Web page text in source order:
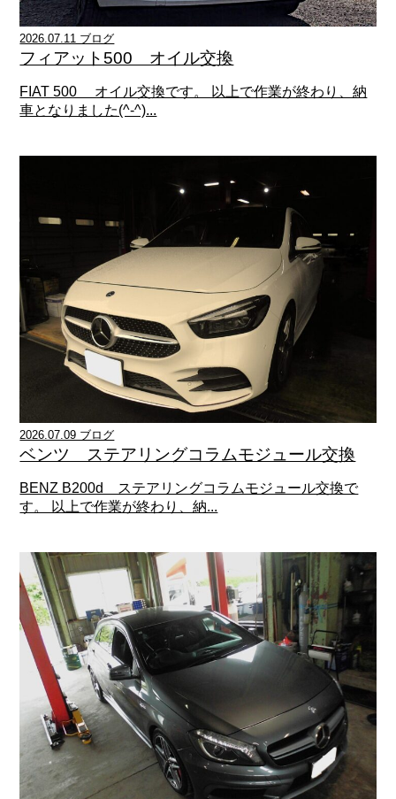
2026.07.11 ブログ
フィアット500 オイル交換
FIAT 500 オイル交換です。 以上で作業が終わり、納
車となりました(^-^)...
2026.07.09 ブログ
ベンツ ステアリングコラムモジュール交換
BENZ B200d ステアリングコラムモジュール交換で
す。 以上で作業が終わり、納...